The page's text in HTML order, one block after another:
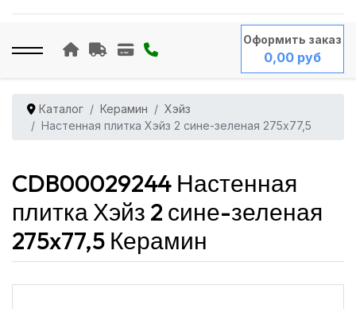
Оформить заказ
0,00 руб
Каталог Керамин
Хэйз
Настенная плитка Хэйз 2 сине-зеленая 275x77,5
CDB00029244 Настенная
плитка Хэйз 2 сине-зеленая
275x77,5 Керамин